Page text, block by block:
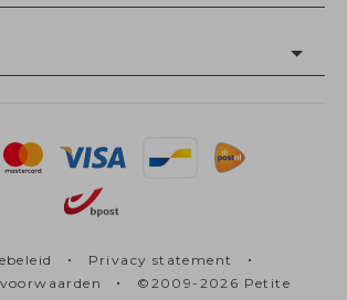
• Privacy statement •
•
©2009-2026 Petite